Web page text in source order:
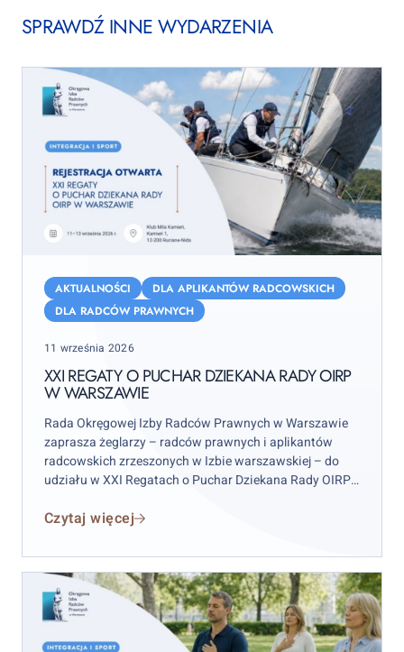
SPRAWDŹ INNE WYDARZENIA
Regaty
Dziekana
Rady
OIRP
Warszawie
AKTUALNOŚCI
DLA APLIKANTÓW RADCOWSKICH
DLA RADCÓW PRAWNYCH
Posted
11 września 2026
XXI REGATY O PUCHAR DZIEKANA RADY OIRP
W WARSZAWIE
Rada Okręgowej Izby Radców Prawnych w Warszawie
zaprasza żeglarzy – radców prawnych i aplikantów
radcowskich zrzeszonych w Izbie warszawskiej – do
udziału w XXI Regatach o Puchar Dziekana Rady OIRP
września 2026 r. (sobota–niedziela), przy czym
Czytaj więcej